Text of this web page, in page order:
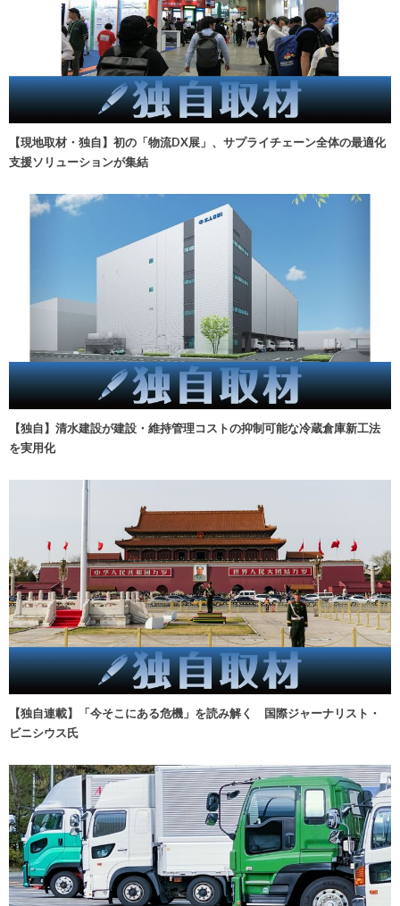
【現地取材・独自】初の「物流DX展」、サプライチェーン全体の最適化
支援ソリューションが集結
【独自】清水建設が建設・維持管理コストの抑制可能な冷蔵倉庫新工法
を実用化
【独自連載】「今そこにある危機」を読み解く 国際ジャーナリスト・
ビニシウス氏